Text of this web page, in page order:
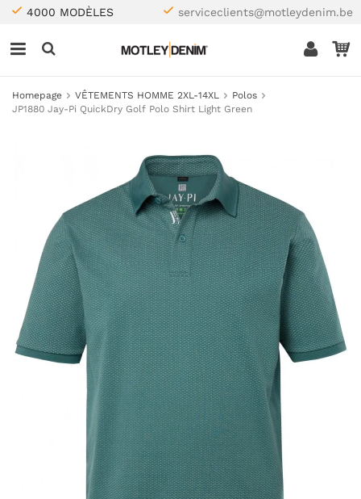
4000 MODÈLES serviceclients@motleydenim.be
Homepage VÊTEMENTS HOMME 2XL-14XL
Polos
JP1880 Jay-Pi QuickDry Golf Polo Shirt Light Green